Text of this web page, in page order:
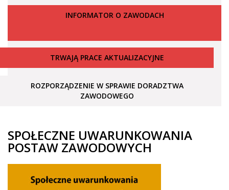
INFORMATOR O ZAWODACH
TRWAJĄ PRACE AKTUALIZACYJNE
ROZPORZĄDZENIE W SPRAWIE DORADZTWA
ZAWODOWEGO
SPOŁECZNE UWARUNKOWANIA
POSTAW ZAWODOWYCH